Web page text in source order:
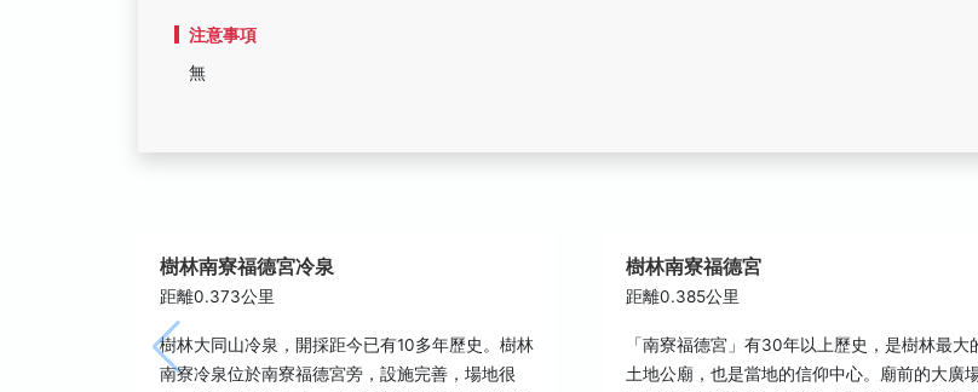
注意事項
無
樹林南寮福德宮冷泉
距離0.373公里
樹林大同山冷泉，開採距今已有10多年歷史。樹林
南寮冷泉位於南寮福德宮旁，設施完善，場地很
樹林南寮福德宮
距離0.385公里
「南寮福德宮」有30年以上歷史，是樹林最大
土地公廟，也是當地的信仰中心。廟前的大廣